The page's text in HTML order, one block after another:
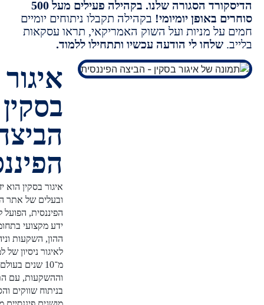
הדיסקורד הסגורה שלנו. בקהילה פעילים מעל 500
באופן יומיומי! בקהילה תקבלו ניתוחים יומיים
מניות ועל השוק האמריקאי, תראו עסקאות
שלחו לי הודעה עכשיו ותתחילו ללמוד.
איגור
בסקין -
הביצה
הפיננסית
איגור בסקין הוא יזם פיננסי
ובעלים של אתר הביצה
הפיננסית, הפועל להנגשת
ידע מקצועי בתחומי שוק
ההון, השקעות וניהול כסף.
לאיגור ניסיון של למעלה
מ־10 שנים בעולם הפיננסים
וההשקעות, עם התמחות
בניתוח שווקים והסברת